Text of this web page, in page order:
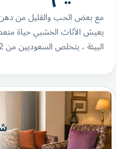
مع بعض الحب والقليل من دهن
يعيش الأثاث الخشبي حياة
البيئة ، يتخلص السعوديين من 12…